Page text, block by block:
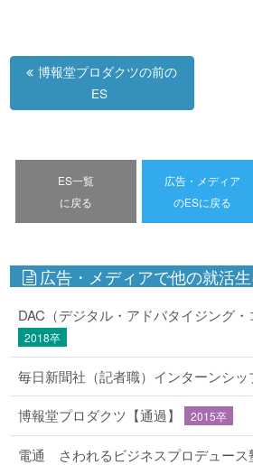
博報堂プロダクツの前の
ES
ES一覧
に戻る
広告・メディア
のESに戻る
広告・メディアで他の就活
DAC（デジタル・アドバタイジング・
2018卒
毎日新聞社（記者職）インターンシッ
博報堂プロダクツ【通過】 2015卒
電通 さわれるビジネスプロデュース